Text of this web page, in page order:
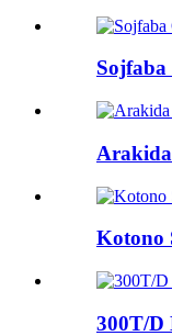
Sojfaba
Arakida
Kotono
300T/D